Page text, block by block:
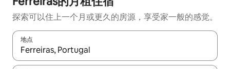
探索可以住上一个月或更久的房源，享受家一般的感觉。
地点
如有搜索结果，请使用上下方向键查看，或通过点击或滑动手势